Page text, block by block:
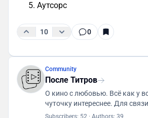
Аутсорс
10 0
Community
После Титров
О кино с любовью. Всё как у
чуточку интереснее. Для связи:
posletitrov@yandex.ru